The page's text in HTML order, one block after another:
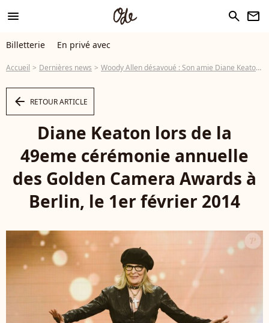
menu search newsletter
Billetterie En privé avec
Accueil Dernières news Woody Allen désavoué : Son amie Diane Keaton refuse de l'abandonner
arrow_left RETOUR ARTICLE
Diane Keaton lors de la
49eme cérémonie annuelle
des Golden Camera Awards à
Berlin, le 1er février 2014